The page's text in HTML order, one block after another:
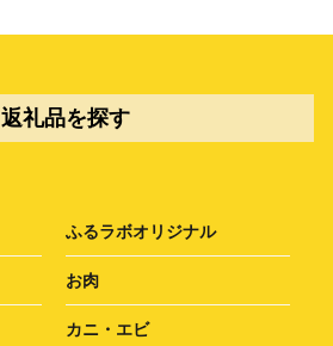
返礼品を探す
ふるラボオリジナル
お肉
カニ・エビ